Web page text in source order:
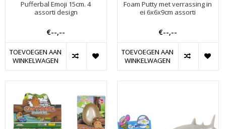
Pufferbal Emoji 15cm. 4
assorti design
€--,--
TOEVOEGEN AAN
WINKELWAGEN
Foam Putty met verrassing in
ei 6x6x9cm assorti
€--,--
TOEVOEGEN AAN
WINKELWAGEN